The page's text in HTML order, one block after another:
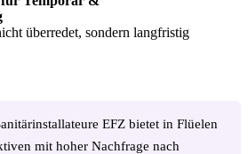
überredet, sondern langfristig
EFZ bietet in Flüelen
mit hoher Nachfrage nach